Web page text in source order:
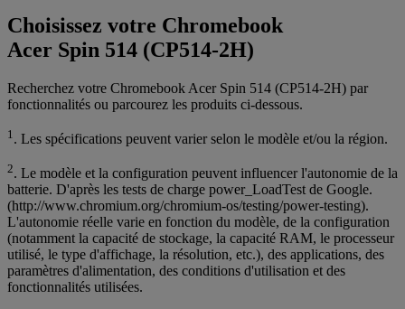
Choisissez votre Chromebook
Acer Spin 514 (CP514-2H)
Recherchez votre Chromebook Acer Spin 514 (CP514-2H) par
fonctionnalités ou parcourez les produits ci-dessous.
1 . Les spécifications peuvent varier selon le modèle et/ou la région.
2. Le modèle et la configuration peuvent influencer l'autonomie de la
batterie. D'après les tests de charge power_LoadTest de Google.
(http://www.chromium.org/chromium-os/testing/power-testing).
L'autonomie réelle varie en fonction du modèle, de la configuration
(notamment la capacité de stockage, la capacité RAM, le processeur
utilisé, le type d'affichage, la résolution, etc.), des applications, des
paramètres d'alimentation, des conditions d'utilisation et des
fonctionnalités utilisées.